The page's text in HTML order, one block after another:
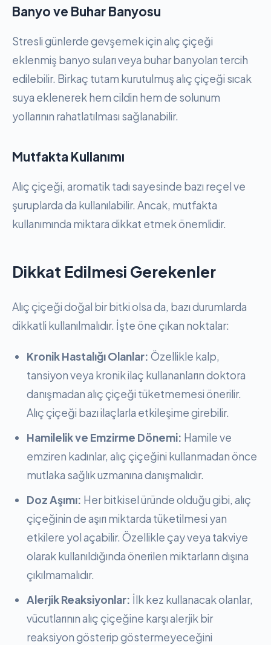
Banyo ve Buhar Banyosu
Stresli günlerde gevşemek için alıç çiçeği
eklenmiş banyo suları veya buhar banyoları tercih
edilebilir. Birkaç tutam kurutulmuş alıç çiçeği sıcak
suya eklenerek hem cildin hem de solunum
yollarının rahatlatılması sağlanabilir.
Mutfakta Kullanımı
Alıç çiçeği, aromatik tadı sayesinde bazı reçel ve
şuruplarda da kullanılabilir. Ancak, mutfakta
kullanımında miktara dikkat etmek önemlidir.
Dikkat Edilmesi Gerekenler
Alıç çiçeği doğal bir bitki olsa da, bazı durumlarda
dikkatli kullanılmalıdır. İşte öne çıkan noktalar:
Kronik Hastalığı Olanlar: Özellikle kalp,
tansiyon veya kronik ilaç kullananların doktora
danışmadan alıç çiçeği tüketmemesi önerilir.
Alıç çiçeği bazı ilaçlarla etkileşime girebilir.
Hamilelik ve Emzirme Dönemi: Hamile ve
emziren kadınlar, alıç çiçeğini kullanmadan önce
mutlaka sağlık uzmanına danışmalıdır.
Doz Aşımı: Her bitkisel üründe olduğu gibi, alıç
çiçeğinin de aşırı miktarda tüketilmesi yan
etkilere yol açabilir. Özellikle çay veya takviye
olarak kullanıldığında önerilen miktarların dışına
çıkılmamalıdır.
Alerjik Reaksiyonlar: İlk kez kullanacak olanlar,
vücutlarının alıç çiçeğine karşı alerjik bir
reaksiyon gösterip göstermeyeceğini